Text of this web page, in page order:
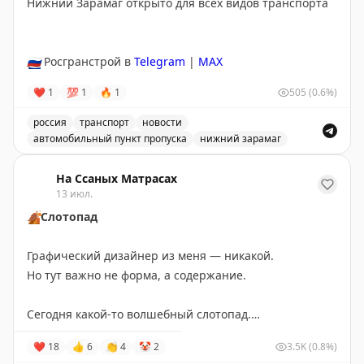
🇷🇺Росгранстрой в Telegram | MAX
❤ 1 💯 1 🔥 1 505 (0.6%)
россия транспорт
новости
автомобильный пункт пропуска
нижний зарамаг
На Ссаных Матрасах
13 июл.
🍂Слотопад
Графический дизайнер из меня — никакой.
Но тут важно не форма, а содержание.
Сегодня какой-то волшебный слотопад.
Испания — 17 июля,
❤ 18 👍 6 👏 4 🤡2 3.5K(0.8%)